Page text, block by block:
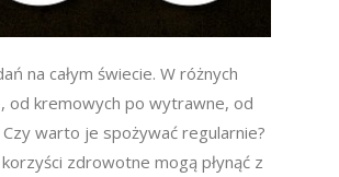
na całym świecie. W różnych
od kremowych po wytrawne, od
warto je spożywać regularnie?
zdrowotne mogą płynąć z